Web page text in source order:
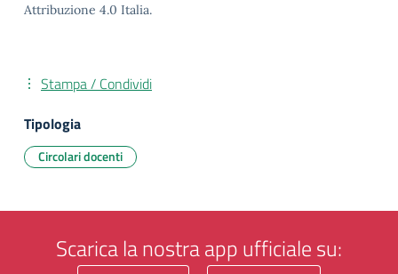
Attribuzione 4.0 Italia.
Stampa / Condividi
Tipologia
Circolari docenti
Scarica la nostra app ufficiale su: